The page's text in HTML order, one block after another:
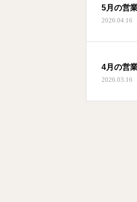
5月の営
2026.04.16
4月の営
2026.03.16